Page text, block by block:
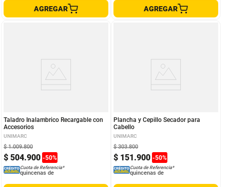
AGREGAR AGREGAR
Taladro Inalambrico Recargable con
Accesorios
UNIMARC
$ 504.900 -50%
$ 1.009.800
Cuota de Referencia*
quincenas de
Plancha y Cepillo Secador para
Cabello
UNIMARC
$ 151.900 -50%
$ 303.800
Cuota de Referencia*
quincenas de